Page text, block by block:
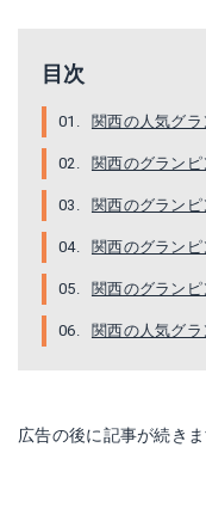
目次
関西の人気グ
関西のグラン
関西のグラン
関西のグラン
関西のグラン
関西の人気グ
広告の後に記事が続き